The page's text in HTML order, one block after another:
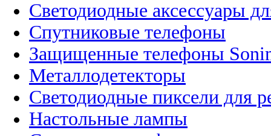
Светодиодные аксессуары
Спутниковые телефоны
Защищенные телефоны
Металлодетекторы
Светодиодные пиксели для
Настольные лампы